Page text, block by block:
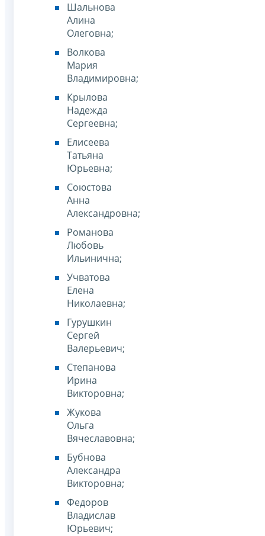
Шальнова
Алина
Олеговна;
Волкова
Мария
Владимировна;
Крылова
Надежда
Сергеевна;
Елисеева
Татьяна
Юрьевна;
Союстова
Анна
Александровна;
Романова
Любовь
Ильинична;
Учватова
Елена
Николаевна;
Гурушкин
Сергей
Валерьевич;
Степанова
Ирина
Викторовна;
Жукова
Ольга
Вячеславовна;
Бубнова
Александра
Викторовна;
Федоров
Владислав
Юрьевич;